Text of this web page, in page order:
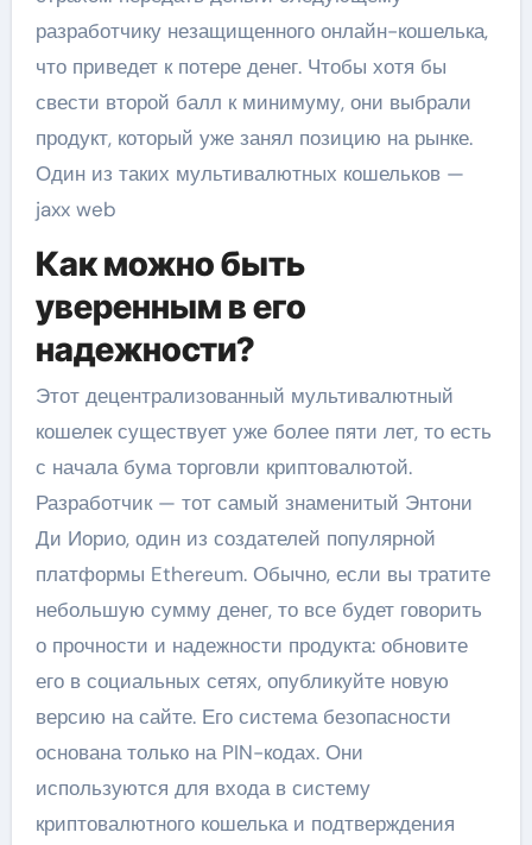
разработчику незащищенного онлайн-кошелька,
что приведет к потере денег. Чтобы хотя бы
свести второй балл к минимуму, они выбрали
продукт, который уже занял позицию на рынке.
Один из таких мультивалютных кошельков —
jaxx web
Как можно быть
уверенным в его
надежности?
Этот децентрализованный мультивалютный
кошелек существует уже более пяти лет, то есть
с начала бума торговли криптовалютой.
Разработчик — тот самый знаменитый Энтони
Ди Иорио, один из создателей популярной
платформы Ethereum. Обычно, если вы тратите
небольшую сумму денег, то все будет говорить
о прочности и надежности продукта: обновите
его в социальных сетях, опубликуйте новую
версию на сайте. Его система безопасности
основана только на PIN-кодах. Они
используются для входа в систему
криптовалютного кошелька и подтверждения